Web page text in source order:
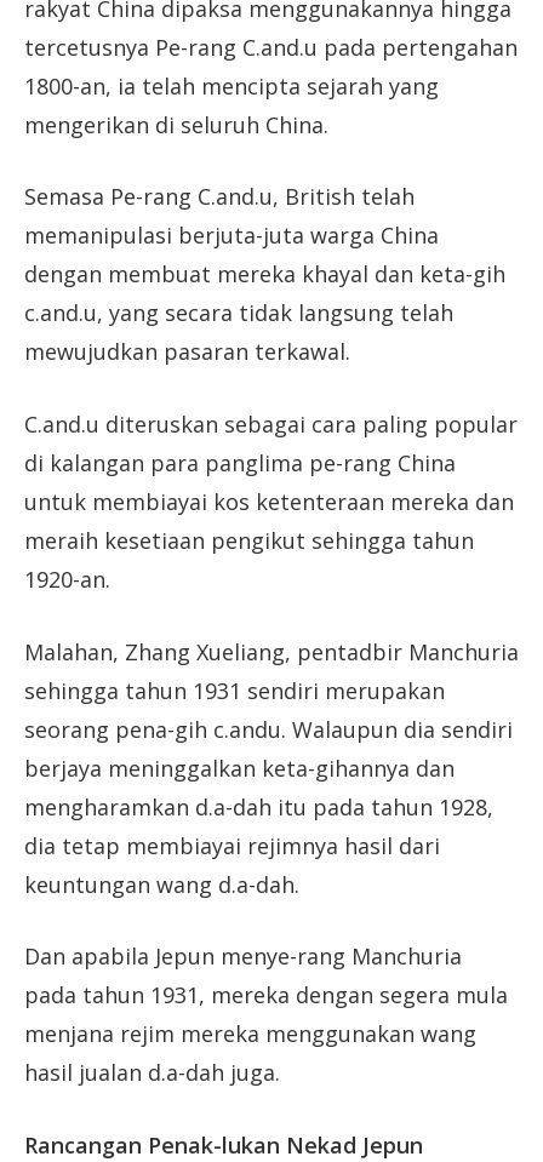
rakyat China dipaksa menggunakannya hingga
tercetusnya Pe-rang C.and.u pada pertengahan
1800-an, ia telah mencipta sejarah yang
mengerikan di seluruh China.
Semasa Pe-rang C.and.u, British telah
memanipulasi berjuta-juta warga China
dengan membuat mereka khayal dan keta-gih
c.and.u, yang secara tidak langsung telah
mewujudkan pasaran terkawal.
C.and.u diteruskan sebagai cara paling popular
di kalangan para panglima pe-rang China
untuk membiayai kos ketenteraan mereka dan
meraih kesetiaan pengikut sehingga tahun
1920-an.
Malahan, Zhang Xueliang, pentadbir Manchuria
sehingga tahun 1931 sendiri merupakan
seorang pena-gih c.andu. Walaupun dia sendiri
berjaya meninggalkan keta-gihannya dan
mengharamkan d.a-dah itu pada tahun 1928,
dia tetap membiayai rejimnya hasil dari
keuntungan wang d.a-dah.
Dan apabila Jepun menye-rang Manchuria
pada tahun 1931, mereka dengan segera mula
menjana rejim mereka menggunakan wang
hasil jualan d.a-dah juga.
Rancangan Penak-lukan Nekad Jepun